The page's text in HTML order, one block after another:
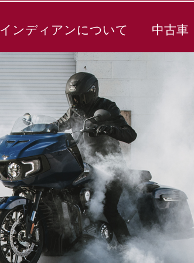
インディアンについて 中古車